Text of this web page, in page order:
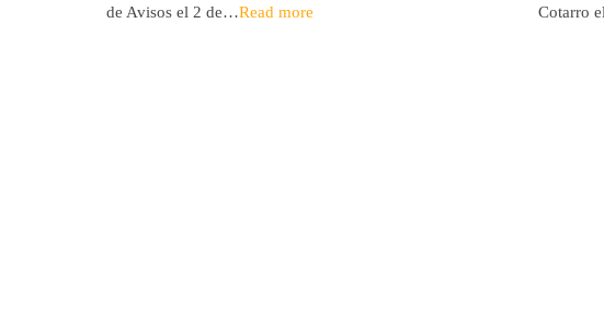
de Avisos el 2 de…Read more
Cotarro